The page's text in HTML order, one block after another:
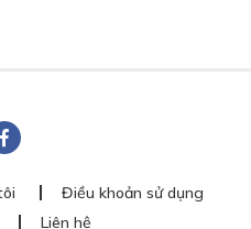
Điều khoản sử dụng
Liên hệ